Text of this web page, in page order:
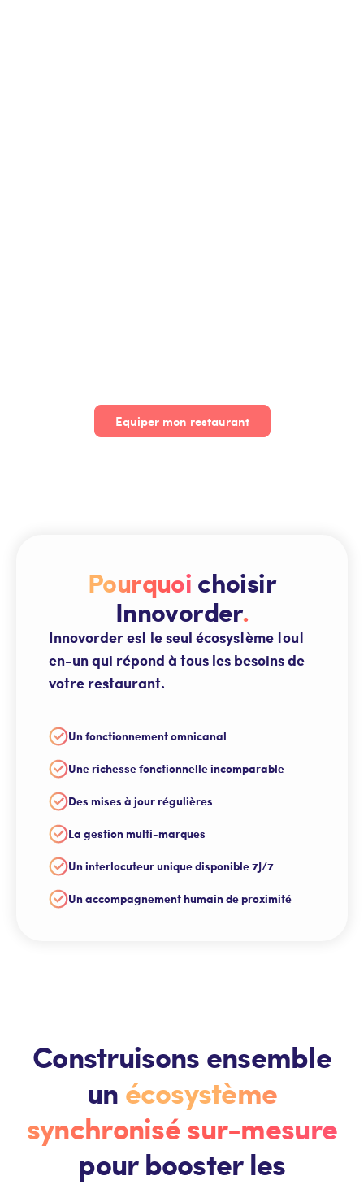
Equiper mon restaurant
Pourquoichoisir
Innovorder.
Innovorder est le seul écosystème tout-
en-un qui répond à tous les besoins de
votre restaurant.
Un fonctionnement omnicanal
Une richesse fonctionnelle incomparable
Des mises à jour régulières
La gestion multi-marques
Un interlocuteur unique disponible 7J/7
Un accompagnement humain de proximité
Construisons ensemble
unécosystème
synchronisé sur-mesure
pour booster les